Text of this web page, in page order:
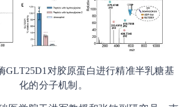
GLT25D1对胶原蛋白进行精准半乳糖基
化的分子机制。